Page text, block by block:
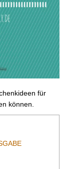
für
können.